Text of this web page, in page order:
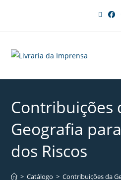
Contribuições
Geografia
dos Riscos
> Catálogo > Contribuições da